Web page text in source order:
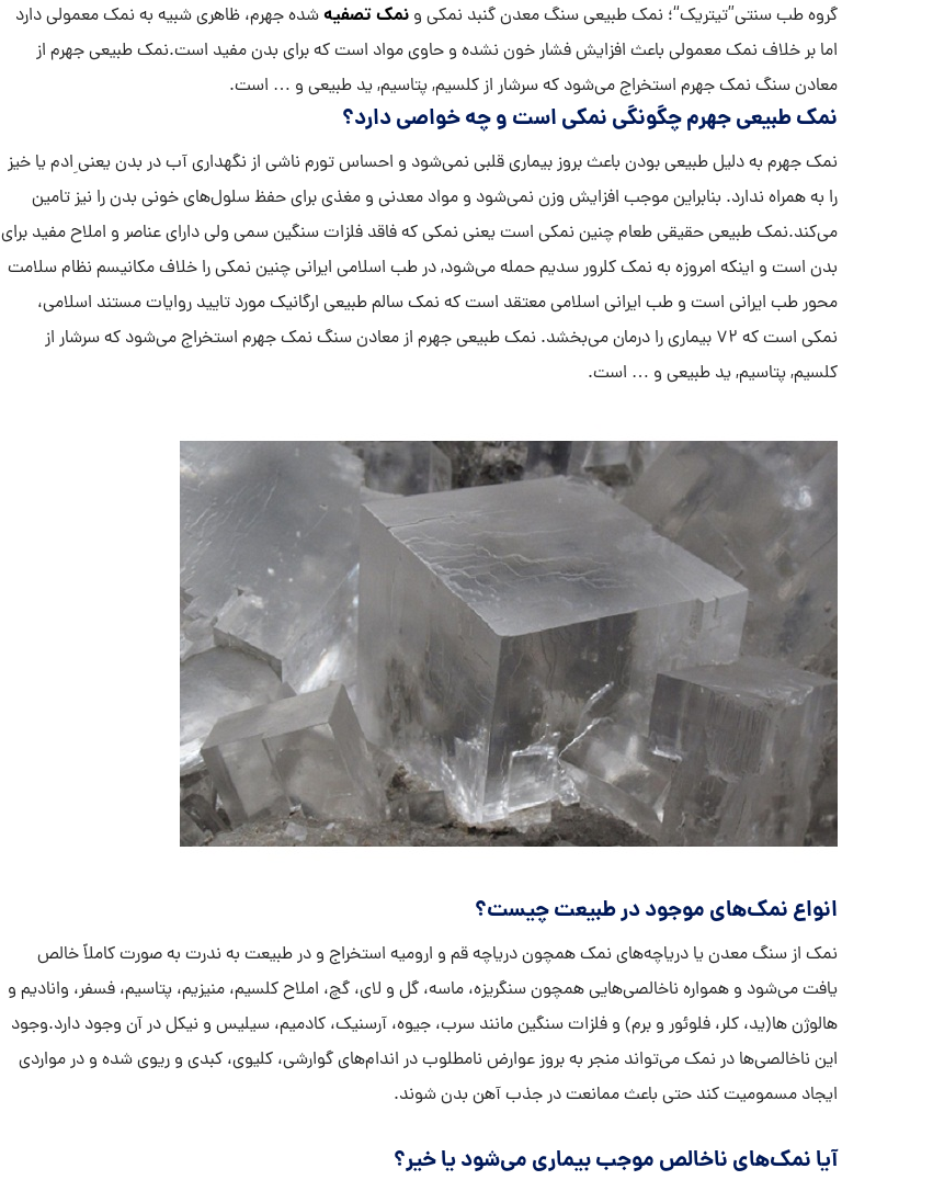
گروه طب سنتی”تیتریک“؛ نمک طبیعی سنگ معدن گنبد نمکی و نمک تصفیهشده جهرم، ظاهری شبیه به نمک معمولی دارد
اما بر خلاف نمک معمولی باعث افزایش فشار خون نشده و حاوی مواد است که برای بدن مفید است.نمک طبیعی جهرم از
معادن سنگ نمک جهرم استخراج می‌شود که سرشار از کلسیم, پتاسیم, ید طبیعی و … است.
نمک طبیعی جهرم چگونگی نمکی است و چه خواصی دارد؟
نمک جهرم به دلیل طبیعی بودن باعث بروز بیماری قلبی نمی‌شود و احساس تورم ناشی از نگهداری آب در بدن یعنی ِادم یا خیز
را به همراه ندارد. بنابراین موجب افزایش وزن نمی‌شود و مواد معدنی و مغذی برای حفظ سلول‌های خونی بدن را نیز تامین
می‌کند.نمک طبیعی حقیقی طعام چنین نمکی است یعنی نمکی که فاقد فلزات سنگین سمی ولی دارای عناصر و املاح مفید برای
بدن است و اینکه امروزه به نمک کلرور سدیم حمله می‌شود, در طب اسلامی ایرانی چنین نمکی را خلاف مکانیسم نظام سلامت
محور طب ایرانی است و طب ایرانی اسلامی معتقد است که نمک سالم طبیعی ارگانیک مورد تایید روایات مستند اسلامی،
نمکی است که ۷۲ بیماری را درمان می‌بخشد. نمک طبیعی جهرم از معادن سنگ نمک جهرم استخراج می‌شود که سرشار از
کلسیم, پتاسیم, ید طبیعی و … است.
انواع نمک‌های موجود در طبیعت چیست؟
نمک از سنگ معدن یا دریاچه‌های نمک همچون دریاچه قم و ارومیه استخراج و در طبیعت به ندرت به صورت کاملاً خالص
یافت می‌شود و همواره ناخالصی‌هایی همچون سنگریزه، ماسه، گل و لای، گچ، املاح کلسیم، منیزیم، پتاسیم، فسفر، وانادیم و
هالوژن ها(ید، کلر، فلوئور و برم) و فلزات سنگین مانند سرب، جیوه، آرسنیک، کادمیم، سیلیس و نیکل در آن وجود دارد.وجود
این ناخالصی‌ها در نمک می‌تواند منجر به بروز عوارض نامطلوب در اندام‌های گوارشی، کلیوی، کبدی و ریوی شده و در مواردی
ایجاد مسمومیت کند حتی باعث ممانعت در جذب آهن بدن شوند.
آیا نمک‌های ناخالص موجب بیماری می‌شود یا خیر؟